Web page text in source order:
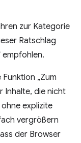
zur Kategorie
Ratschlag
empfohlen.
„Zum
Inhalte, die nicht
explizite
vergrößern
der Browser